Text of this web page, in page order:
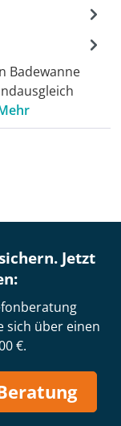
Badewanne
Jetzt
sich über einen
€.